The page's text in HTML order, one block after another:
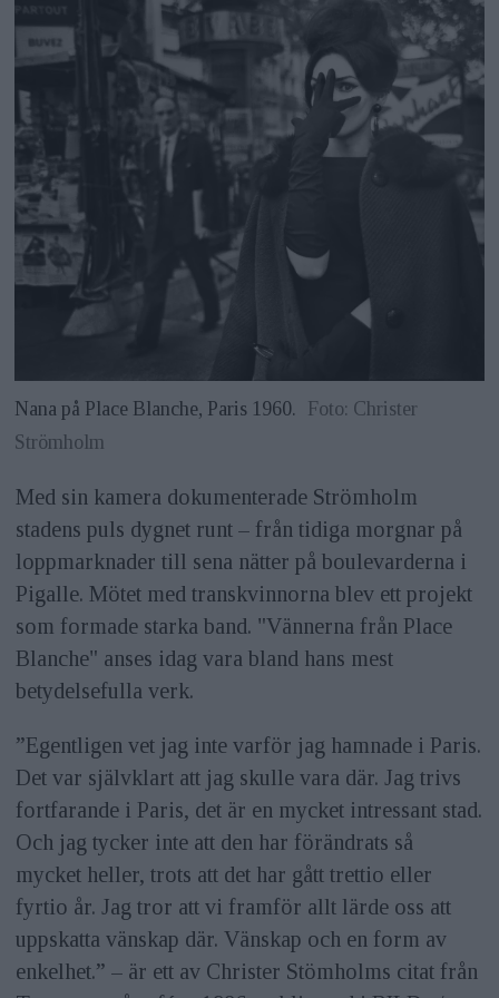
Nana på Place Blanche, Paris 1960. Foto: Christer
Strömholm
Med sin kamera dokumenterade Strömholm
stadens puls dygnet runt – från tidiga morgnar på
loppmarknader till sena nätter på boulevarderna i
Pigalle. Mötet med transkvinnorna blev ett projekt
som formade starka band. "Vännerna från Place
Blanche" anses idag vara bland hans mest
betydelsefulla verk.
”Egentligen vet jag inte varför jag hamnade i Paris.
Det var självklart att jag skulle vara där. Jag trivs
fortfarande i Paris, det är en mycket intressant stad.
Och jag tycker inte att den har förändrats så
mycket heller, trots att det har gått trettio eller
fyrtio år. Jag tror att vi framför allt lärde oss att
uppskatta vänskap där. Vänskap och en form av
enkelhet.” – är ett av Christer Stömholms citat från